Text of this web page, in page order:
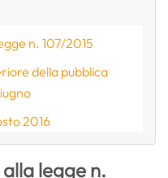
n. 107/2015
della pubblica
2016
legge n.